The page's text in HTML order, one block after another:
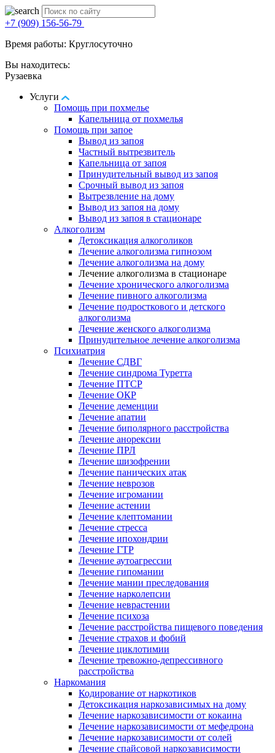
+7 (909) 156-56-79
Время работы: Круглосуточно
Вы находитесь:
Рузаевка
Услуги
Помощь при похмелье
Капельница от похмелья
Помощь при запое
Вывод из запоя
Частный вытрезвитель
Капельница от запоя
Принудительный вывод из запоя
Срочный вывод из запоя
Вытрезвление на дому
Вывод из запоя на дому
Вывод из запоя в стационаре
Алкоголизм
Детоксикация алкоголиков
Лечение алкоголизма гипнозом
Лечение алкоголизма на дому
Лечение алкоголизма в стационаре
Лечение хронического алкоголизма
Лечение пивного алкоголизма
Лечение подросткового и детского
алкоголизма
Лечение женского алкоголизма
Принудительное лечение алкоголизма
Психиатрия
Лечение СДВГ
Лечение синдрома Туретта
Лечение ПТСР
Лечение ОКР
Лечение деменции
Лечение апатии
Лечение биполярного расстройства
Лечение анорексии
Лечение ПРЛ
Лечение шизофрении
Лечение панических атак
Лечение неврозов
Лечение игромании
Лечение астении
Лечение клептомании
Лечение стресса
Лечение ипохондрии
Лечение ГТР
Лечение аутоагрессии
Лечение гипомании
Лечение мании преследования
Лечение нарколепсии
Лечение неврастении
Лечение психоза
Лечение расстройства пищевого поведения
Лечение страхов и фобий
Лечение циклотимии
Лечение тревожно-депрессивного
расстройства
Наркомания
Кодирование от наркотиков
Детоксикация наркозависимых на дому
Лечение наркозависимости от кокаина
Лечение наркозависимости от мефедрона
Лечение наркозависимости от солей
Лечение спайсовой наркозависимости